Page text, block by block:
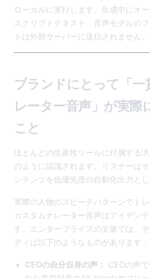
ローカルに実行します。生成中にオー
スクリプトテキスト、音声モデルの
トは外部サーバーに送信されません。
ブランドにとって「一
レーター音声」が実際
こと
ほとんどの生産性ツールに付属する
のように認識されます。リスナーは
ンテンツを低優先度の自動化出力とし
実際の人物のスピーチパターンでト
カスタムナレーター音声はアイデン
す。エンタープライズの文脈では、
ティは以下のようなものがあります：
CEOの自分自身の声： CEOの声